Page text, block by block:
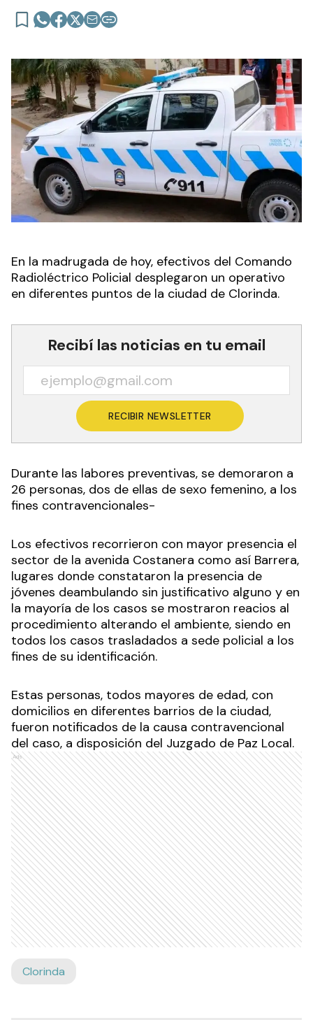
En la madrugada de hoy, efectivos del Comando
Radioléctrico Policial desplegaron un operativo
en diferentes puntos de la ciudad de Clorinda.
Recibí las noticias en tu email
RECIBIR NEWSLETTER
Durante las labores preventivas, se demoraron a
26 personas, dos de ellas de sexo femenino, a los
fines contravencionales-
Los efectivos recorrieron con mayor presencia el
sector de la avenida Costanera como así Barrera,
lugares donde constataron la presencia de
jóvenes deambulando sin justificativo alguno y en
la mayoría de los casos se mostraron reacios al
procedimiento alterando el ambiente, siendo en
todos los casos trasladados a sede policial a los
fines de su identificación.
Estas personas, todos mayores de edad, con
domicilios en diferentes barrios de la ciudad,
fueron notificados de la causa contravencional
del caso, a disposición del Juzgado de Paz Local.
Ads
Clorinda